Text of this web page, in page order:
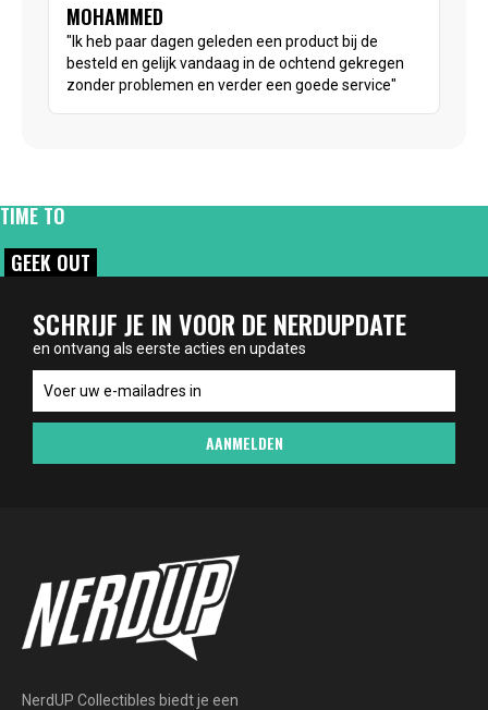
MOHAMMED
"Ik heb paar dagen geleden een product bij de
besteld en gelijk vandaag in de ochtend gekregen
zonder problemen en verder een goede service"
TIME TO
GEEK OUT
SCHRIJF JE IN VOOR DE NERDUPDATE
en ontvang als eerste acties en updates
ontvang
als
acties
AANMELDEN
NerdUP Collectibles biedt je een